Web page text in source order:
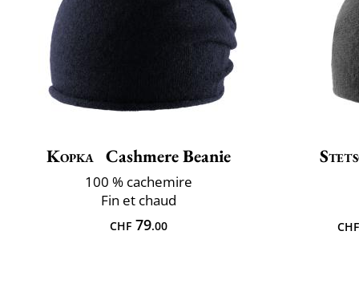
Kopka Cashmere Beanie
100 % cachemire
Fin et chaud
CHF79.00 CHF